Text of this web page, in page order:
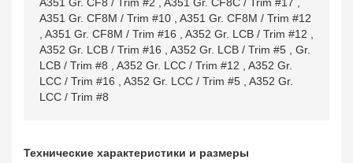
A351 Gr. CF8M / Trim #10
A351 Gr. CF8M / Trim #12
A351 Gr. CF8M / Trim #16 A352 Gr. LCB / Trim #12
A352 Gr. LCB / Trim #16
A352 Gr. LCB / Trim #5
Gr.
LCB / Trim #8
A352 Gr. LCC / Trim #12
A352 Gr.
LCC / Trim #16
A352 Gr. LCC / Trim #5
A352 Gr.
LCC / Trim #8
Технические характеристики и размеры